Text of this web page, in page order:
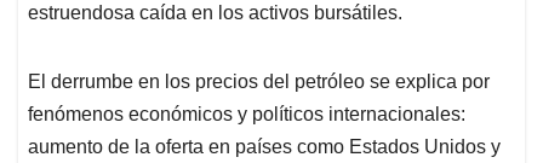
estruendosa caída en los activos bursátiles.
El derrumbe en los precios del petróleo se explica por
fenómenos económicos y políticos internacionales:
aumento de la oferta en países como Estados Unidos y